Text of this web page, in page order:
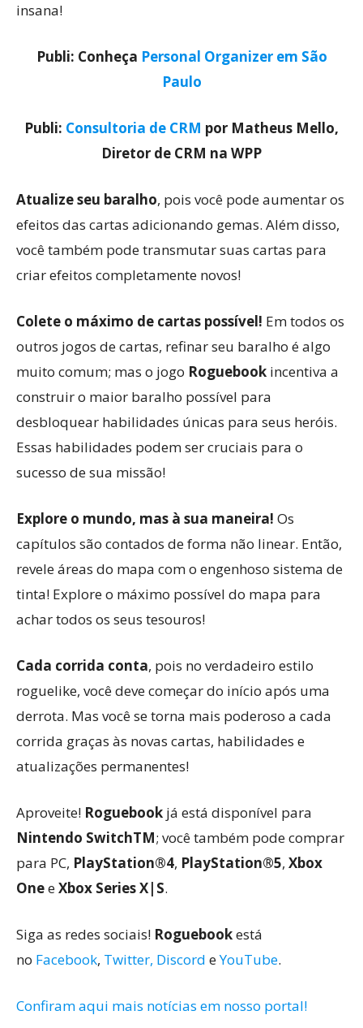
insana!
Publi: Conheça Personal Organizer em São
Paulo
Publi: Consultoria de CRM por Matheus Mello,
Diretor de CRM na WPP
Atualize seu baralho, pois você pode aumentar os
efeitos das cartas adicionando gemas. Além disso,
você também pode transmutar suas cartas para
criar efeitos completamente novos!
Colete o máximo de cartas possível! Em todos os
outros jogos de cartas, refinar seu baralho é algo
muito comum; mas o jogo Roguebook incentiva a
construir o maior baralho possível para
desbloquear habilidades únicas para seus heróis.
Essas habilidades podem ser cruciais para o
sucesso de sua missão!
Explore o mundo, mas à sua maneira! Os
capítulos são contados de forma não linear. Então,
revele áreas do mapa com o engenhoso sistema de
tinta! Explore o máximo possível do mapa para
achar todos os seus tesouros!
Cada corrida conta, pois no verdadeiro estilo
roguelike, você deve começar do início após uma
derrota. Mas você se torna mais poderoso a cada
corrida graças às novas cartas, habilidades e
atualizações permanentes!
Aproveite! Roguebook já está disponível para
Nintendo SwitchTM; você também pode comprar
para PC, PlayStation®4, PlayStation®5, Xbox
OneeXbox Series X|S.
Siga as redes sociais! Roguebookestá
no Facebook, Twitter, Discord eYouTube.
Confiram aqui mais notícias em nosso portal!